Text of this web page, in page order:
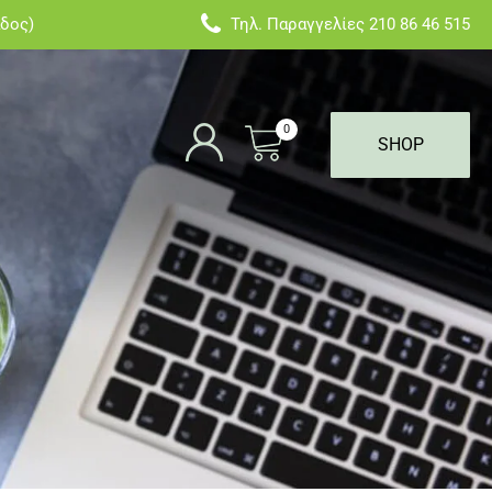
Τηλ. Παραγγελίες 210 86 46 515
0
SHOP